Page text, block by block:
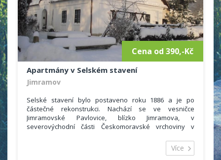
Cena od 390,-Kč
Apartmány v Selském stavení
Jimramov
Selské stavení bylo postaveno roku 1886 a je po
částečné rekonstrukci. Nachází se ve vesničce
Jimramovské Pavlovice, blízko Jimramova, v
severovýchodní části Českomoravské vrchoviny v
malebném údolí obklopeném mnoha kopci, z nichž
Více